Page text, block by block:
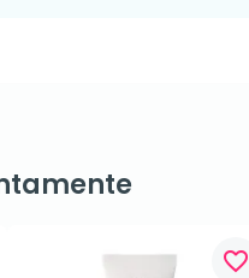
favorite_border